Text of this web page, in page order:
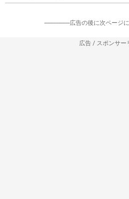
-----------------広告の後に次ページ
広告 / スポンサー